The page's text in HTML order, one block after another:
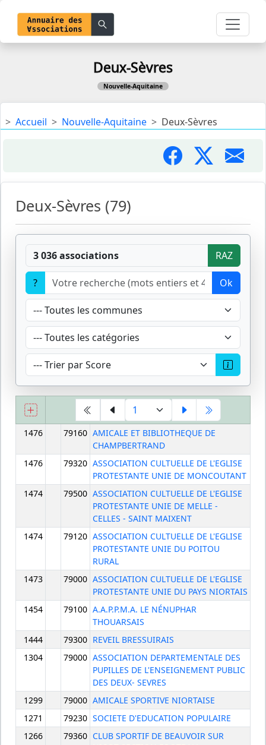
Deux-Sèvres
Nouvelle-Aquitaine
Accueil Nouvelle-Aquitaine Deux-Sèvres
Deux-Sèvres (79)
3 036 associations RAZ
? Ok
1476 79160 AMICALE ET BIBLIOTHEQUE DE
CHAMPBERTRAND
1476
79320 ASSOCIATION CULTUELLE DE L'EGLISE
PROTESTANTE UNIE DE MONCOUTANT
1474
79500 ASSOCIATION CULTUELLE DE L'EGLISE
PROTESTANTE UNIE DE MELLE -
CELLES - SAINT MAIXENT
1474
79120 ASSOCIATION CULTUELLE DE L'EGLISE
PROTESTANTE UNIE DU POITOU
RURAL
1473
79000 ASSOCIATION CULTUELLE DE L'EGLISE
PROTESTANTE UNIE DU PAYS NIORTAIS
1454
79100 A.A.P.P.M.A. LE NÉNUPHAR
THOUARSAIS
1444
79300 REVEIL BRESSUIRAIS
1304
79000 ASSOCIATION DEPARTEMENTALE DES
PUPILLES DE L'ENSEIGNEMENT PUBLIC
DES DEUX- SEVRES
1299
79000 AMICALE SPORTIVE NIORTAISE
1271
79230 SOCIETE D'EDUCATION POPULAIRE
1266
79360 CLUB SPORTIF DE BEAUVOIR SUR